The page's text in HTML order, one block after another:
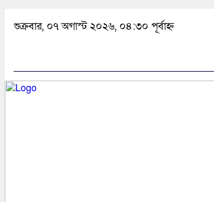
শুক্রবার, ০৭ অগাস্ট ২০২৬, ০৪:৩০ পূর্বাহ্ন